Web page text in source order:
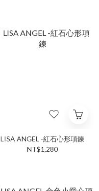
LISA ANGEL -紅石心形項鍊
NT$1,280